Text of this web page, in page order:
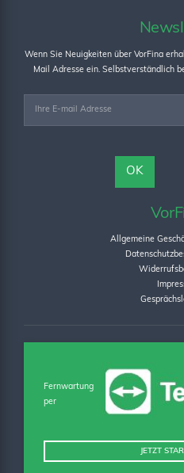
Wenn Sie Neuigkeiten über VorFina
Mail Adresse ein. Selbstverständlich
Allgemeine
Fernwartung
per
JETZT